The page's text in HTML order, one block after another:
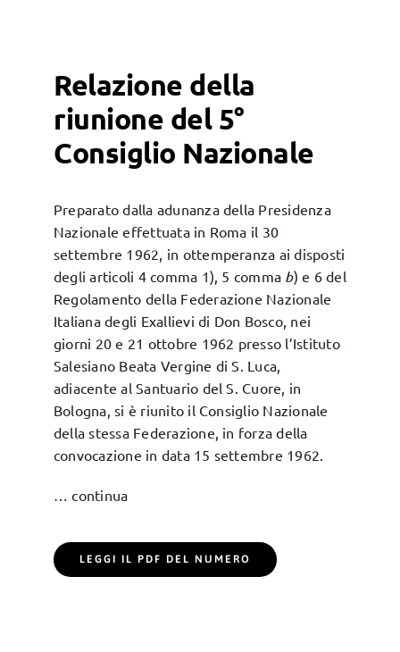
Relazione della
riunione del 5°
Consiglio Nazionale
Preparato dalla adunanza della Presidenza
Nazionale effettuata in Roma il 30
settembre 1962, in ottemperanza ai disposti
degli articoli 4 comma 1), 5 comma b) e 6 del
Regolamento della Federazione Nazionale
Italiana degli Exallievi di Don Bosco, nei
giorni 20 e 21 ottobre 1962 presso l’Istituto
Salesiano Beata Vergine di S. Luca,
adiacente al Santuario del S. Cuore, in
Bologna, si è riunito il Consiglio Nazionale
della stessa Federazione, in forza della
convocazione in data 15 settembre 1962.
… continua
LEGGI IL PDF DEL NUMERO